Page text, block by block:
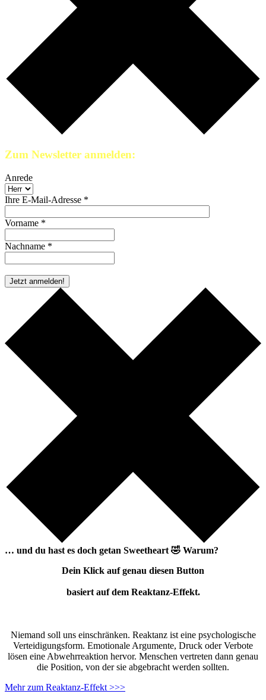
Zum Newsletter anmelden:
Anrede
Ihre E-Mail-Adresse *
Vorname *
Nachname *
… und du hast es doch getan Sweetheart 🤣 Warum?
Dein Klick auf genau diesen Button
basiert auf dem Reaktanz-Effekt.
Niemand soll uns einschränken. Reaktanz ist eine psychologische
Verteidigungsform. Emotionale Argumente, Druck oder Verbote
lösen eine Abwehrreaktion hervor. Menschen vertreten dann genau
die Position, von der sie abgebracht werden sollten.
Mehr zum Reaktanz-Effekt >>>